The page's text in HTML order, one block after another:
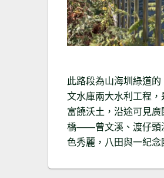
此路段為山海圳綠道
文水庫兩大水利工程
富饒沃土，沿途可見
橋——曾文溪、渡仔頭
色秀麗，八田與一紀